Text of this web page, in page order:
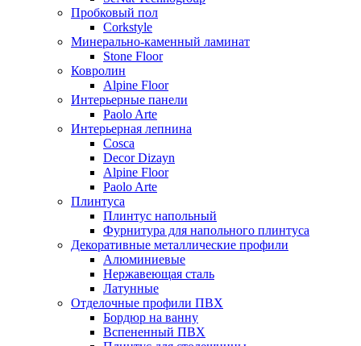
Пробковый пол
Corkstyle
Минерально-каменный ламинат
Stone Floor
Ковролин
Alpine Floor
Интерьерные панели
Paolo Arte
Интерьерная лепнина
Cosca
Decor Dizayn
Alpine Floor
Paolo Arte
Плинтуса
Плинтус напольный
Фурнитура для напольного плинтуса
Декоративные металлические профили
Алюминиевые
Нержавеющая сталь
Латунные
Отделочные профили ПВХ
Бордюр на ванну
Вспененный ПВХ